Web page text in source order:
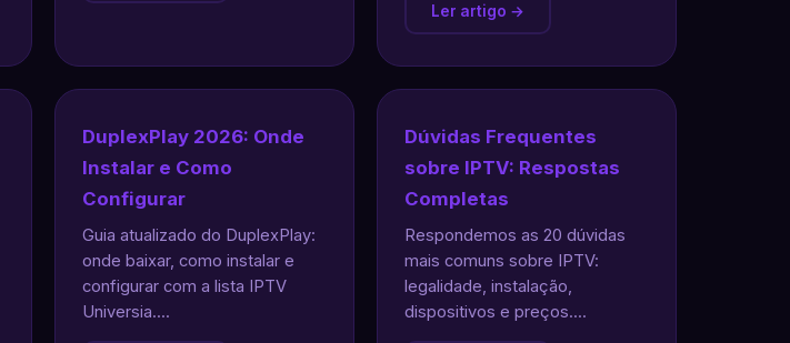
Ler artigo →
DuplexPlay 2026: Onde
Instalar e Como
Configurar
Guia atualizado do DuplexPlay:
onde baixar, como instalar e
configurar com a lista IPTV
Universia....
Dúvidas Frequentes
sobre IPTV: Respostas
Completas
Respondemos as 20 dúvidas
mais comuns sobre IPTV:
legalidade, instalação,
dispositivos e preços....